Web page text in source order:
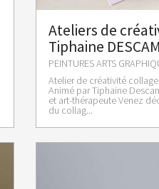
Ateliers de
Tiphaine
PEINTURES ARTS
Atelier de créativité
Animé par Tiphaine
et art-thérapeute Venez
du collag...